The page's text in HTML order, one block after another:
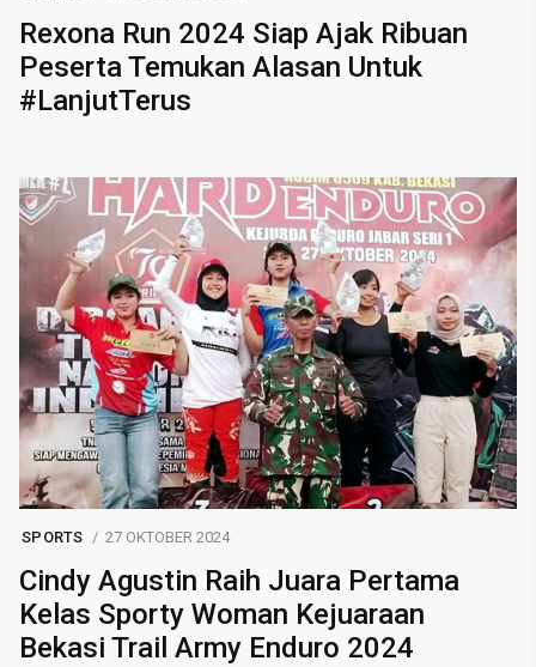
Rexona Run 2024 Siap Ajak Ribuan
Peserta Temukan Alasan Untuk
#LanjutTerus
SPORTS 27 OKTOBER 2024
Cindy Agustin Raih Juara Pertama
Kelas Sporty Woman Kejuaraan
Bekasi Trail Army Enduro 2024